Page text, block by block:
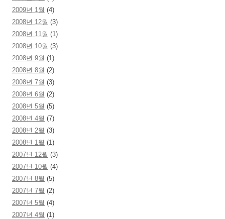
2009년 1월 (4)
2008년 12월 (3)
2008년 11월 (1)
2008년 10월 (3)
2008년 9월 (1)
2008년 8월 (2)
2008년 7월 (3)
2008년 6월 (2)
2008년 5월 (5)
2008년 4월 (7)
2008년 2월 (3)
2008년 1월 (1)
2007년 12월 (3)
2007년 10월 (4)
2007년 8월 (5)
2007년 7월 (2)
2007년 5월 (4)
2007년 4월 (1)